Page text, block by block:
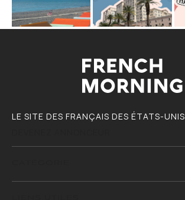
LE SITE DES FRANÇAIS DES ÉTATS-UNIS